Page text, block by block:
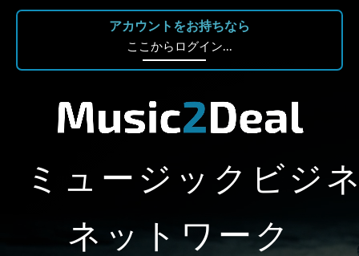
アカウントをお持ちなら
ここからログイン...
ミュージックビジ
ネットワーク